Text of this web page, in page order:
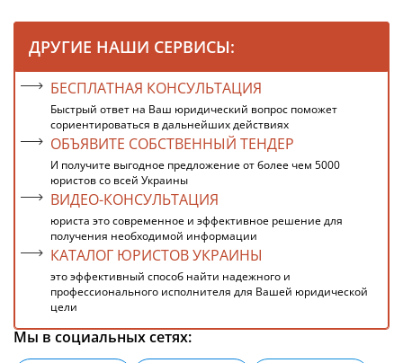
ДРУГИЕ НАШИ СЕРВИСЫ:
БЕСПЛАТНАЯ КОНСУЛЬТАЦИЯ
Быстрый ответ на Ваш юридический вопрос поможет
сориентироваться в дальнейших действиях
ОБЪЯВИТЕ СОБСТВЕННЫЙ ТЕНДЕР
И получите выгодное предложение от более чем 5000
юристов со всей Украины
ВИДЕО-КОНСУЛЬТАЦИЯ
юриста это современное и эффективное решение для
получения необходимой информации
КАТАЛОГ ЮРИСТОВ УКРАИНЫ
это эффективный способ найти надежного и
профессионального исполнителя для Вашей юридической
цели
Мы в социальных сетях: